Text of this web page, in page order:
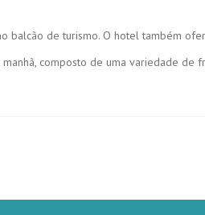
balcão de turismo. O hotel também
composto de uma variedade de